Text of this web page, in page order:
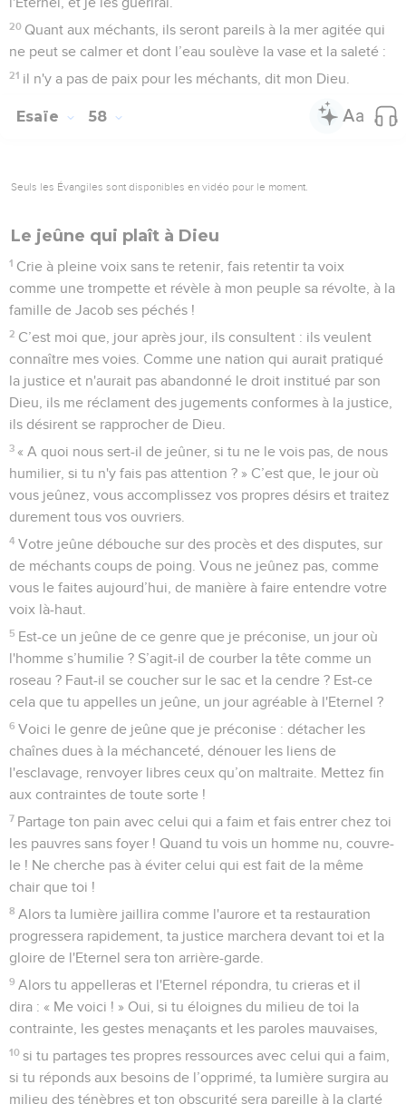
20 Quant aux méchants, ils seront pareils à la mer agitée qui
ne peut se calmer et dont l’eau soulève la vase et la saleté :
21 il n'y a pas de paix pour les méchants, dit mon Dieu.
Esaïe 58
Seuls les Évangiles sont disponibles en vidéo pour le moment.
Le jeûne qui plaît à Dieu
1 Crie à pleine voix sans te retenir, fais retentir ta voix
comme une trompette et révèle à mon peuple sa révolte, à la
famille de Jacob ses péchés !
2 C’est moi que, jour après jour, ils consultent : ils veulent
connaître mes voies. Comme une nation qui aurait pratiqué
la justice et n'aurait pas abandonné le droit institué par son
Dieu, ils me réclament des jugements conformes à la justice,
ils désirent se rapprocher de Dieu.
3 « A quoi nous sert-il de jeûner, si tu ne le vois pas, de nous
humilier, si tu n'y fais pas attention ? » C’est que, le jour où
vous jeûnez, vous accomplissez vos propres désirs et traitez
durement tous vos ouvriers.
4 Votre jeûne débouche sur des procès et des disputes, sur
de méchants coups de poing. Vous ne jeûnez pas, comme
vous le faites aujourd’hui, de manière à faire entendre votre
voix là-haut.
5 Est-ce un jeûne de ce genre que je préconise, un jour où
l'homme s’humilie ? S’agit-il de courber la tête comme un
roseau ? Faut-il se coucher sur le sac et la cendre ? Est-ce
cela que tu appelles un jeûne, un jour agréable à l'Eternel ?
6 Voici le genre de jeûne que je préconise : détacher les
chaînes dues à la méchanceté, dénouer les liens de
l'esclavage, renvoyer libres ceux qu’on maltraite. Mettez fin
aux contraintes de toute sorte !
7 Partage ton pain avec celui qui a faim et fais entrer chez toi
les pauvres sans foyer ! Quand tu vois un homme nu, couvre-
le ! Ne cherche pas à éviter celui qui est fait de la même
chair que toi !
8 Alors ta lumière jaillira comme l'aurore et ta restauration
progressera rapidement, ta justice marchera devant toi et la
gloire de l'Eternel sera ton arrière-garde.
9 Alors tu appelleras et l'Eternel répondra, tu crieras et il
dira : « Me voici ! » Oui, si tu éloignes du milieu de toi la
contrainte, les gestes menaçants et les paroles mauvaises,
10 si tu partages tes propres ressources avec celui qui a faim,
si tu réponds aux besoins de l’opprimé, ta lumière surgira au
milieu des ténèbres et ton obscurité sera pareille à la clarté